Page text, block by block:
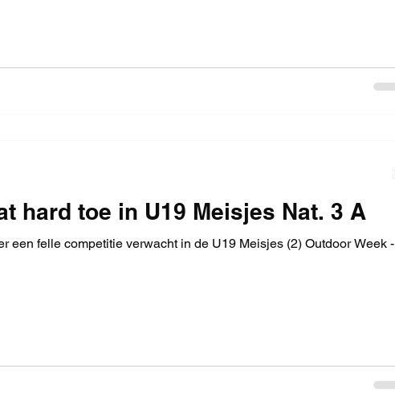
hard toe in U19 Meisjes Nat. 3 A
een felle competitie verwacht in de U19 Meisjes (2) Outdoor Week -